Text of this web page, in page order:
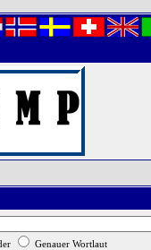
Genauer Wortlaut